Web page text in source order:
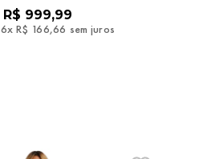
R$ 999,99
6x R$ 166,66 sem juros